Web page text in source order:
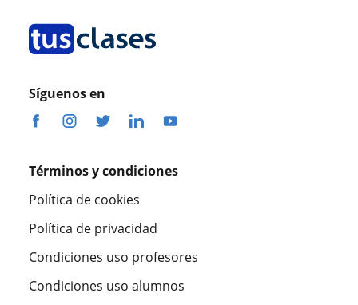
Síguenos en
Términos y condiciones
Política de cookies
Política de privacidad
Condiciones uso profesores
Condiciones uso alumnos